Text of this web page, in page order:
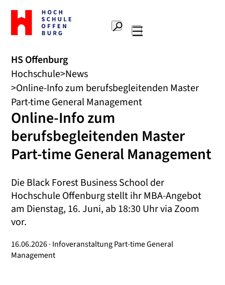
Zur
Startseite
Hochschule
Suche
HS Offenburg
Hochschule News
Online-Info zum berufsbegleitenden Master
Part-time General Management
Online-Info zum
berufsbegleitenden Master
Part-time General Management
Die Black Forest Business School der
Hochschule Offenburg stellt ihr MBA-Angebot
am Dienstag, 16. Juni, ab 18:30 Uhr via Zoom
vor.
16.06.2026 · Infoveranstaltung Part-time General
Management